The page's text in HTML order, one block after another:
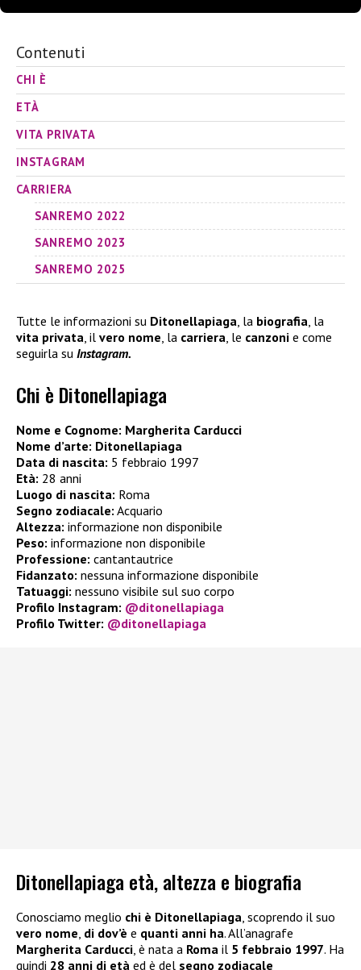
Contenuti
CHI È
ETÀ
VITA PRIVATA
INSTAGRAM
CARRIERA
SANREMO 2022
SANREMO 2023
SANREMO 2025
Tutte le informazioni su Ditonellapiaga, la biografia, la
vita privata, il vero nome, la carriera, le canzoni e come
seguirla su Instagram.
Chi è Ditonellapiaga
Nome e Cognome: Margherita Carducci
Nome d’arte: Ditonellapiaga
Data di nascita: 5 febbraio 1997
Età: 28 anni
Luogo di nascita: Roma
Segno zodiacale: Acquario
Altezza: informazione non disponibile
Peso: informazione non disponibile
Professione: cantantautrice
Fidanzato: nessuna informazione disponibile
Tatuaggi: nessuno visibile sul suo corpo
Profilo Instagram: @ditonellapiaga
Profilo Twitter: @ditonellapiaga
Ditonellapiaga età, altezza e biografia
Conosciamo meglio chi è Ditonellapiaga, scoprendo il suo
vero nome, di dov’è e quanti anni ha. All’anagrafe
Margherita Carducci, è nata a Roma il 5 febbraio 1997. Ha
quindi 28 anni di età ed è del segno zodiacale